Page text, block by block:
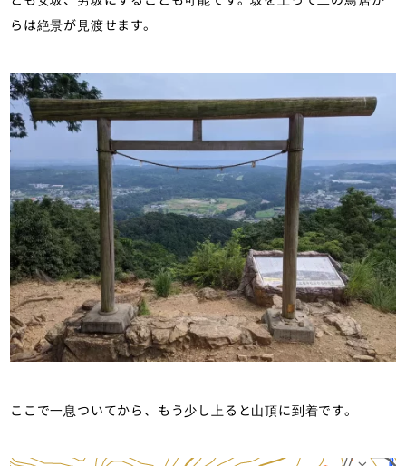
らは絶景が見渡せます。
ここで一息ついてから、もう少し上ると山頂に到着です。